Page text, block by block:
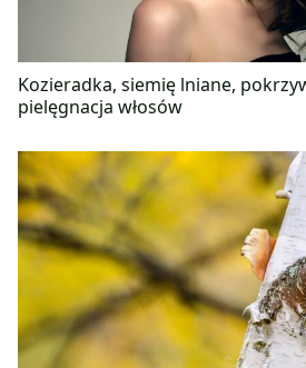
Kozieradka, siemię lniane,
pielęgnacja włosów